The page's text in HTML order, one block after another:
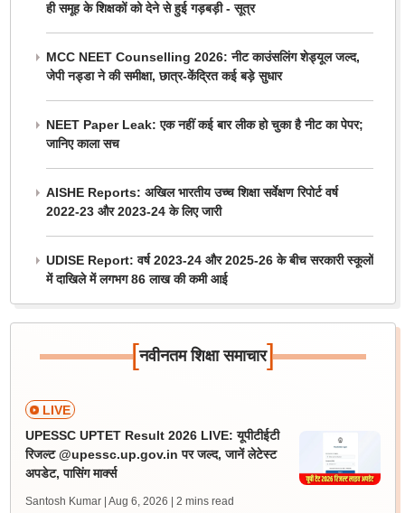
ही समूह के शिक्षकों को देने से हुई गड़बड़ी - सूत्र
MCC NEET Counselling 2026: नीट काउंसलिंग शेड्यूल जल्द,
जेपी नड्डा ने की समीक्षा, छात्र-केंद्रित कई बड़े सुधार
NEET Paper Leak: एक नहीं कई बार लीक हो चुका है नीट का पेपर;
जानिए काला सच
AISHE Reports: अखिल भारतीय उच्च शिक्षा सर्वेक्षण रिपोर्ट वर्ष
2022-23 और 2023-24 के लिए जारी
UDISE Report: वर्ष 2023-24 और 2025-26 के बीच सरकारी स्कूलों
में दाखिले में लगभग 86 लाख की कमी आई
[नवीनतम शिक्षा समाचार]
LIVE
UPESSC UPTET Result 2026 LIVE: यूपीटीईटी
रिजल्ट @upessc.up.gov.in पर जल्द, जानें लेटेस्ट
अपडेट, पासिंग मार्क्स
Santosh Kumar | Aug 6, 2026 | 2 mins read